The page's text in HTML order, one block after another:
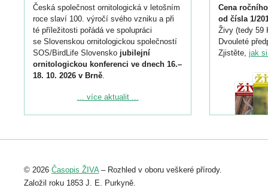
Česká společnost ornitologická v letošním
roce slaví 100. výročí svého vzniku a při
té příležitosti pořádá ve spolupráci
se Slovenskou ornitologickou společností
SOS/BirdLife Slovensko jubilejní
ornitologickou konferenci ve dnech 16.–
18. 10. 2026 v Brně.
Podrobnější informace ke konferenci
Registrovat se můžete do 6. září.
abstraktu přihlášené přednášky nebo
posteru je už 30. června.
... více aktualit ...
Cena
od čísla 1/
Živy (tedy 59
Dvouleté
Zjistěte, jak
© 2026 Časopis ŽIVA– Rozhled v oboru veškeré přírody.
Založil roku 1853 J. E. Purkyně.